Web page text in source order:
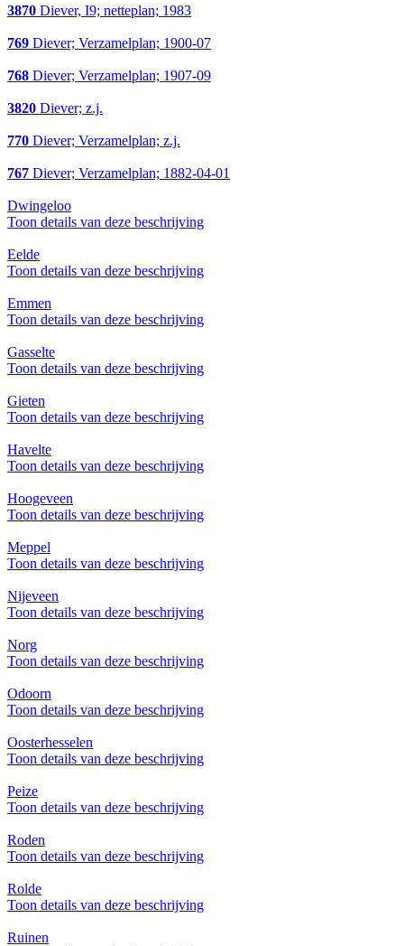
3870 Diever, I9; netteplan; 1983
769 Diever; Verzamelplan; 1900-07
768 Diever; Verzamelplan; 1907-09
3820 Diever; z.j.
770 Diever; Verzamelplan; z.j.
767 Diever; Verzamelplan; 1882-04-01
Dwingeloo
Toon details van deze beschrijving
Eelde
Toon details van deze beschrijving
Emmen
Toon details van deze beschrijving
Gasselte
Toon details van deze beschrijving
Gieten
Toon details van deze beschrijving
Havelte
Toon details van deze beschrijving
Hoogeveen
Toon details van deze beschrijving
Meppel
Toon details van deze beschrijving
Nijeveen
Toon details van deze beschrijving
Norg
Toon details van deze beschrijving
Odoorn
Toon details van deze beschrijving
Oosterhesselen
Toon details van deze beschrijving
Peize
Toon details van deze beschrijving
Roden
Toon details van deze beschrijving
Rolde
Toon details van deze beschrijving
Ruinen